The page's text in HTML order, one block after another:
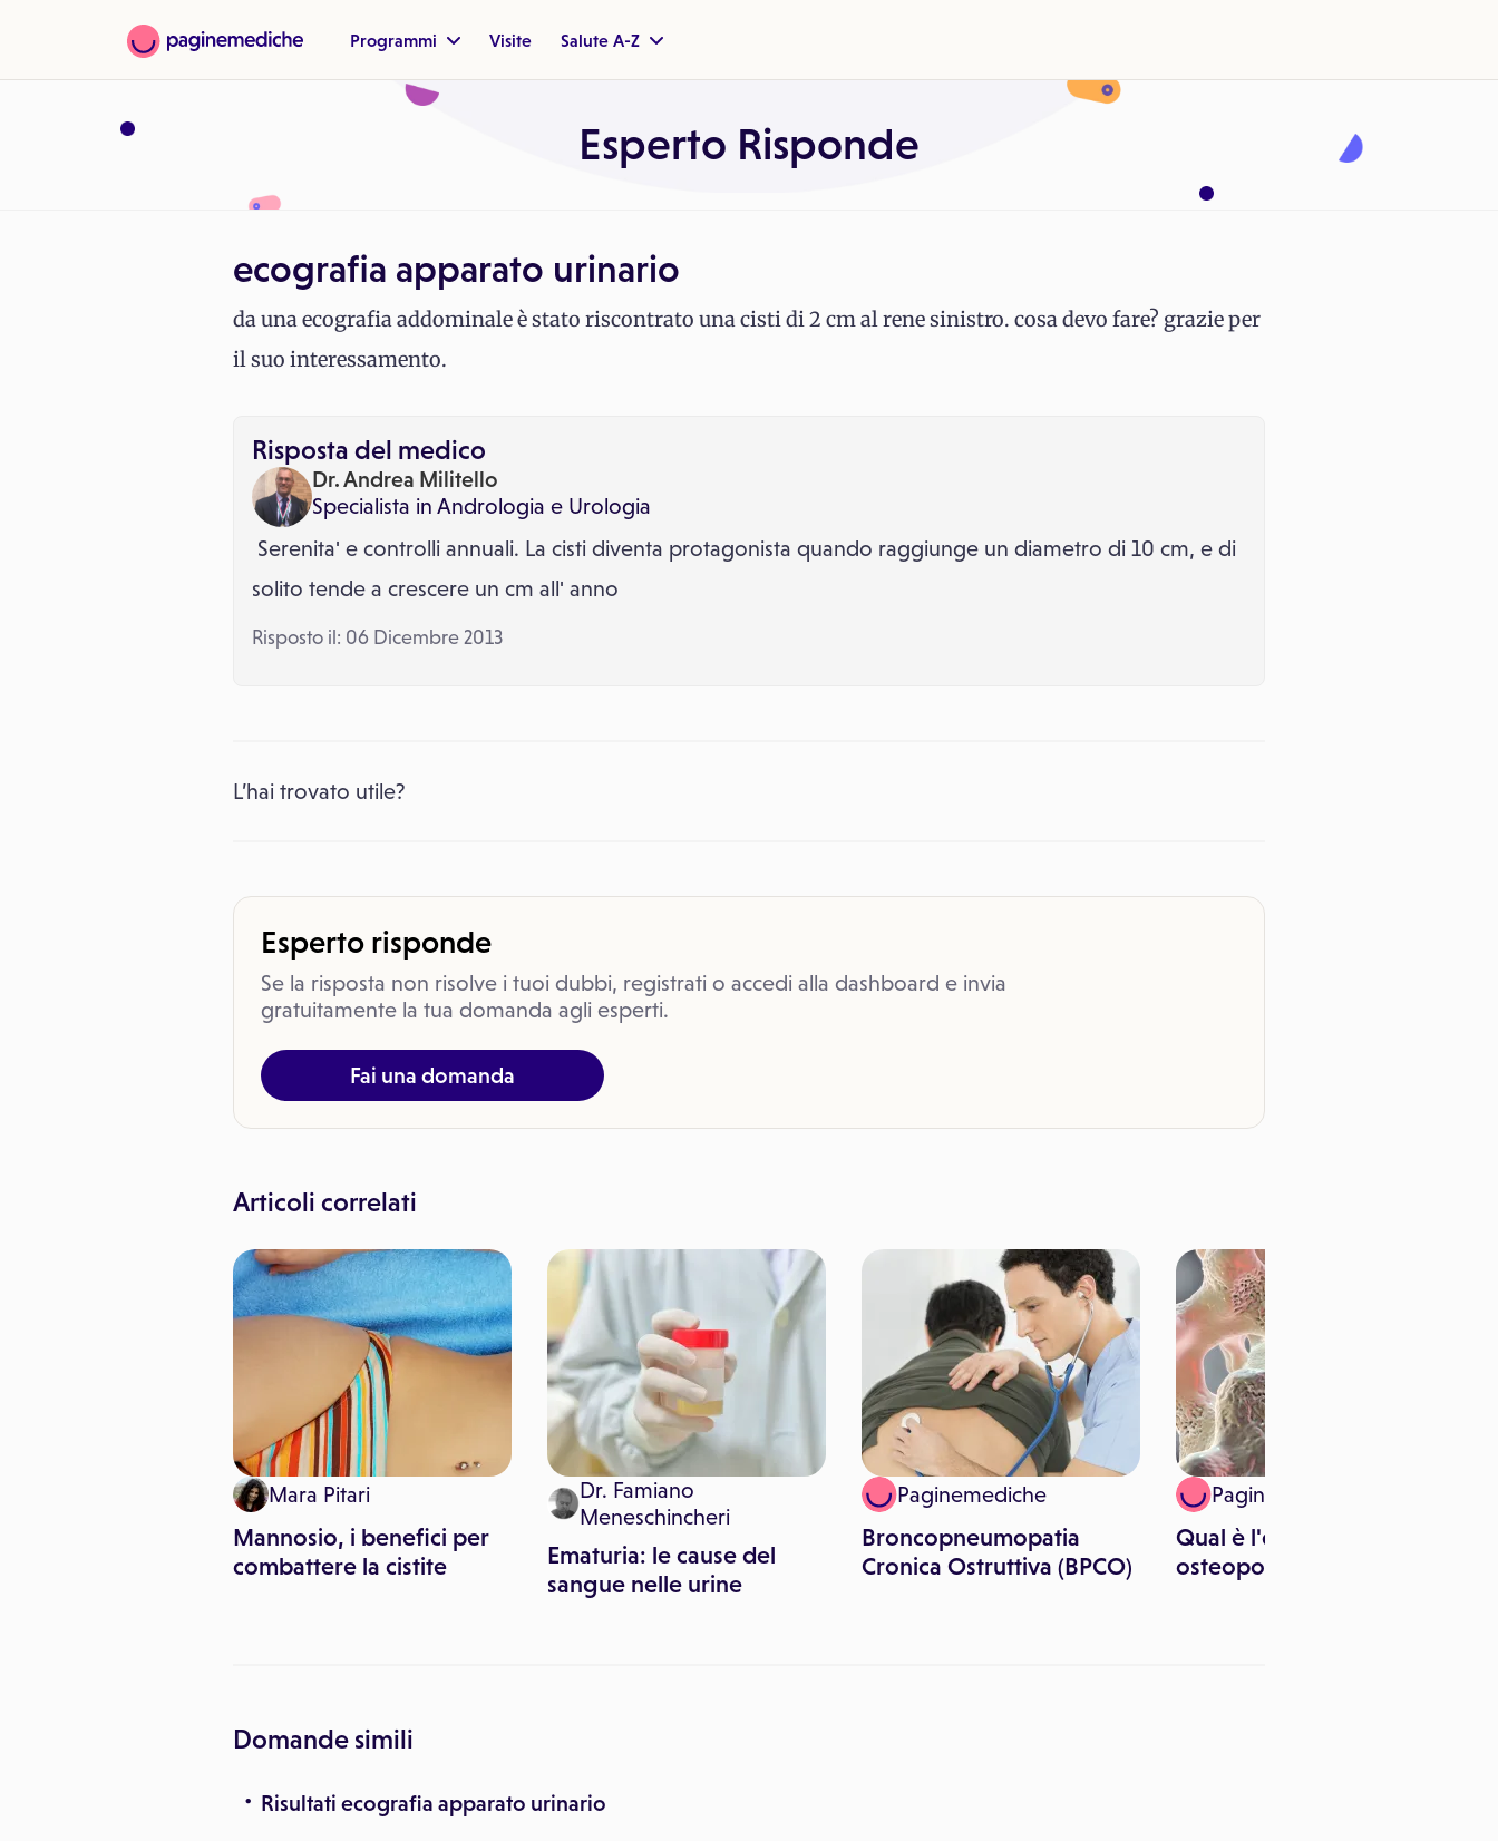
Programmi Visite Salute A-Z
Esperto Risponde
ecografia apparato urinario
da una ecografia addominale è stato riscontrato una cisti di 2 cm al rene sinistro. cosa devo fare? grazie per
il suo interessamento.
Risposta del medico
Dr. Andrea Militello
Specialista in Andrologia e Urologia
Serenita' e controlli annuali. La cisti diventa protagonista quando raggiunge un diametro di 10 cm, e di
solito tende a crescere un cm all' anno
Risposto il: 06 Dicembre 2013
L’hai trovato utile?
Esperto risponde
Se la risposta non risolve i tuoi dubbi, registrati o accedi alla dashboard e invia
gratuitamente la tua domanda agli esperti.
Fai una domanda
Articoli correlati
Mara Pitari
Mannosio, i benefici per
combattere la cistite
Dr. Famiano
Meneschincheri
Ematuria: le cause del
sangue nelle urine
Paginemediche
Broncopneumopatia
Cronica Ostruttiva (BPCO)
Paginemediche
Qual è l'esame per
osteoporosi?
Domande simili
Risultati ecografia apparato urinario